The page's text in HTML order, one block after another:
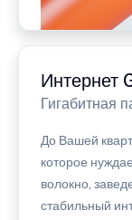
Интернет
Гигабитная
До Вашей
которое
волокно,
стабильный